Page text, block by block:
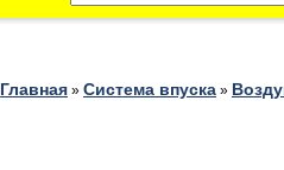
Главная » Система впуска »